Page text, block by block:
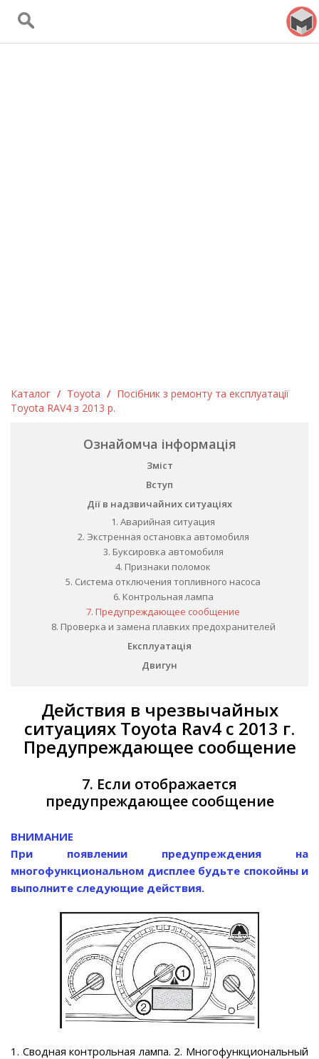
Каталог / Toyota / Посібник з ремонту та експлуатації
Toyota RAV4 з 2013 р.
Ознайомча інформація
Зміст
Вступ
Дії в надзвичайних ситуаціях
1. Аварийная ситуация
2. Экстренная остановка автомобиля
3. Буксировка автомобиля
4. Признаки поломок
5. Система отключения топливного насоса
6. Контрольная лампа
7. Предупреждающее сообщение
8. Проверка и замена плавких предохранителей
Експлуатація
Двигун
Действия в чрезвычайных
ситуациях Toyota Rav4 с 2013 г.
Предупреждающее сообщение
7. Если отображается
предупреждающее сообщение
ВНИМАНИЕ
При появлении предупреждения на
многофункциональном дисплее будьте спокойны и
выполните следующие действия.
1. Сводная контрольная лампа. 2. Многофункциональный